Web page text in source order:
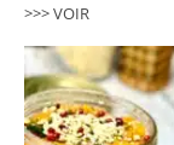
>>> VOIR